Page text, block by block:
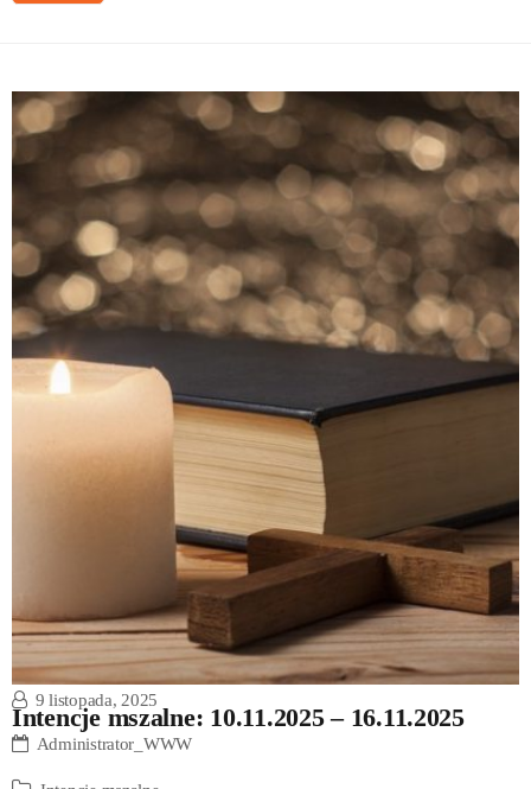
Intencje mszalne: 10.11.2025 – 16.11.2025
9 listopada, 2025
Administrator_WWW